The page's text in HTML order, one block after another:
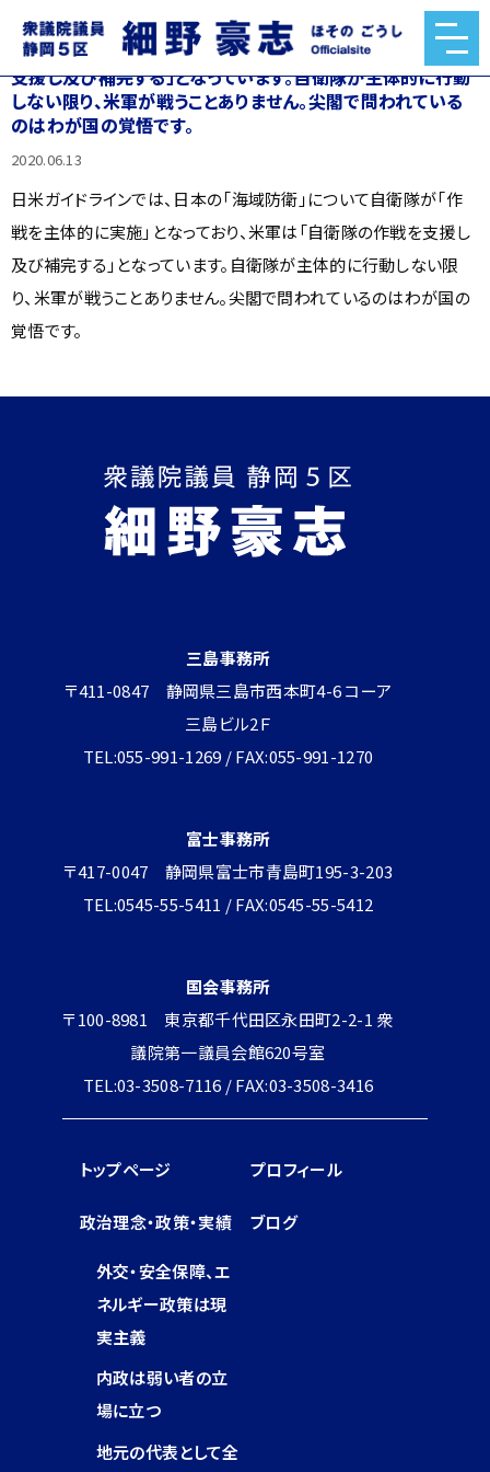
日米ガイドラインでは、日本の「海域防衛」について自衛隊が
「作戦を主体的に実施」となっており、米軍は「自衛隊の作戦を
支援し及び補完する」となっています。自衛隊が主体的に行動
しない限り、米軍が戦うことありません。尖閣で問われている
のはわが国の覚悟です。
2020.06.13
日米ガイドラインでは、日本の「海域防衛」について自衛隊が「作
戦を主体的に実施」となっており、米軍は「自衛隊の作戦を支援し
及び補完する」となっています。自衛隊が主体的に行動しない限
り、米軍が戦うことありません。尖閣で問われているのはわが国の
覚悟です。
三島事務所
〒411-0847 静岡県三島市西本町4-6 コーア
三島ビル2Ｆ
TEL:055-991-1269 / FAX:055-991-1270
富士事務所
〒417-0047 静岡県富士市青島町195-3-203
TEL:0545-55-5411 / FAX:0545-55-5412
国会事務所
〒100-8981 東京都千代田区永田町2-2-1 衆
議院第一議員会館620号室
TEL:03-3508-7116 / FAX:03-3508-3416
トップページ プロフィール
政治理念・政策・実績
外交・安全保障、エ
ネルギー政策は現
実主義
内政は弱い者の立
場に立つ
地元の代表として全
ブログ